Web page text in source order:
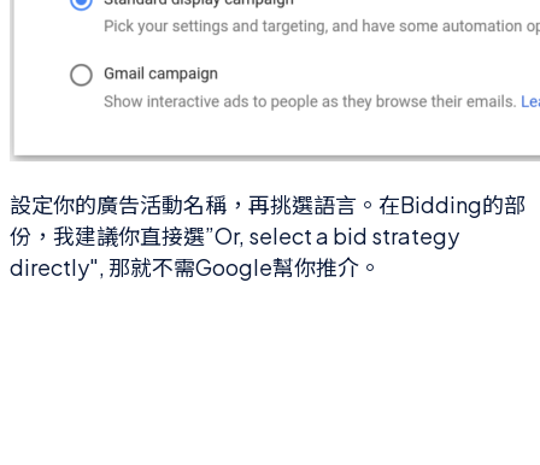
設定你的廣告活動名稱，再挑選語言。在Bidding的部
份，我建議你直接選”Or, select a bid strategy
directly", 那就不需Google幫你推介。